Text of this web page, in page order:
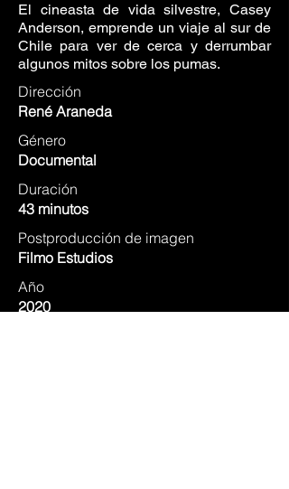
El cineasta de vida silvestre, Casey
Anderson, emprende un viaje al sur de
Chile para ver de cerca y derrumbar
algunos mitos sobre los pumas.
Dirección
René Araneda
Género
Documental
Duración
43 minutos
Postproducción de imagen
Filmo Estudios
Año
2020